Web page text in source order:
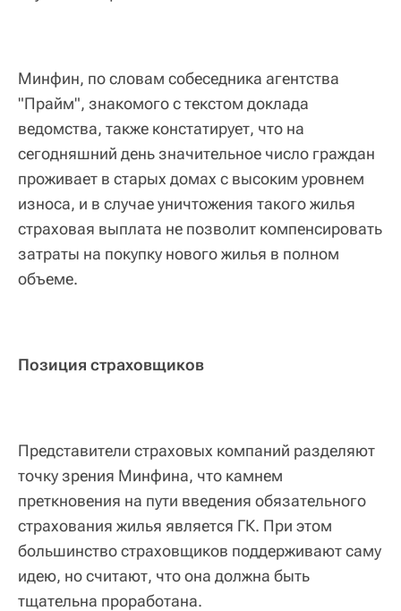
Минфин, по словам собеседника агентства
"Прайм", знакомого с текстом доклада
ведомства, также констатирует, что на
сегодняшний день значительное число граждан
проживает в старых домах с высоким уровнем
износа, и в случае уничтожения такого жилья
страховая выплата не позволит компенсировать
затраты на покупку нового жилья в полном
объеме.
Позиция страховщиков
Представители страховых компаний разделяют
точку зрения Минфина, что камнем
преткновения на пути введения обязательного
страхования жилья является ГК. При этом
большинство страховщиков поддерживают саму
идею, но считают, что она должна быть
тщательна проработана.